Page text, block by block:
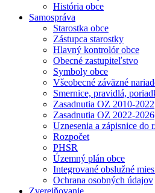
História obce
Samospráva
Starostka obce
Zástupca starostky
Hlavný kontrolór obce
Obecné zastupiteľstvo
Symboly obce
Všeobecné záväzné
Smernice, pravidlá,
Zasadnutia OZ 2010-2022
Zasadnutia OZ 2022-2026
Uznesenia a zápisnice do
Rozpočet
PHSR
Územný plán obce
Integrované obslužné
Ochrana osobných údajov
Zverejňovanie